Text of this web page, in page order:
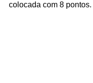
colocada com 8 pontos.